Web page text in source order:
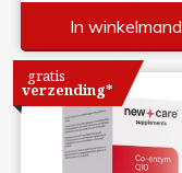
In winkelmand
gratis
verzending*